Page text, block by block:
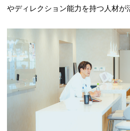
やディレクション能力を持つ人材が